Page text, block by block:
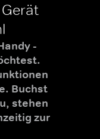
-
Buchst
stehen
zur